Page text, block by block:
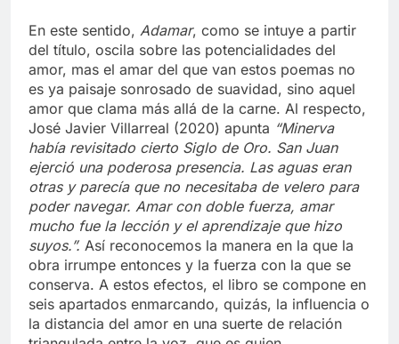
En este sentido, Adamar, como se intuye a partir
del título, oscila sobre las potencialidades del
amor, mas el amar del que van estos poemas no
es ya paisaje sonrosado de suavidad, sino aquel
amor que clama más allá de la carne. Al respecto,
José Javier Villarreal (2020) apunta “Minerva
había revisitado cierto Siglo de Oro. San Juan
ejerció una poderosa presencia. Las aguas eran
otras y parecía que no necesitaba de velero para
poder navegar. Amar con doble fuerza, amar
mucho fue la lección y el aprendizaje que hizo
suyos.”. Así reconocemos la manera en la que la
obra irrumpe entonces y la fuerza con la que se
conserva. A estos efectos, el libro se compone en
seis apartados enmarcando, quizás, la influencia o
la distancia del amor en una suerte de relación